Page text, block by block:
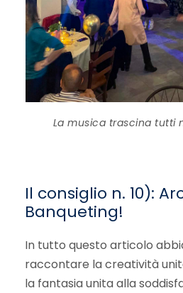
La musica trascina tutti
Il consiglio n. 10):
Banqueting!
In tutto questo articolo
raccontare la creatività
la fantasia unita alla